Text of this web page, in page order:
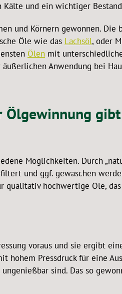
und ein wichtiger
und Körnern gewonnen. Die
Öle wie das Lachsöl, oder
Ölen mit
Anwendung bei
gibt
Möglichkeiten. Durch
und ggf. gewaschen
hochwertige Öle,
voraus und sie ergibt
hohem Pressdruck für eine
sind. Das so